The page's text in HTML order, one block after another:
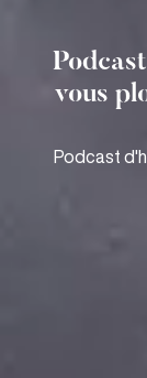
vous
Podcast